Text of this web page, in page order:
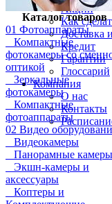
Акции
Как
Доставка
Кредит
Гарантии
Глоссарий
Компания
О нас
Контакты
Каталог товаров
01 Фотоаппараты
Компактные
фотокамеры со
оптикой
Зеркальные
фотокамеры
Компактные
фотоаппараты
02 Видео
Видеокамеры
Панорамные камеры
Экшн-камеры и
аксессуары
Коптеры и